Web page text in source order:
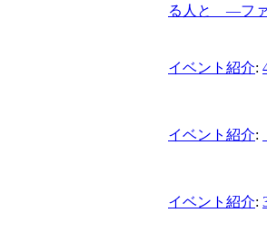
る人と ―ファ
イベント紹介:
イベント紹介:
イベント紹介: